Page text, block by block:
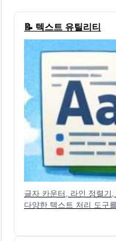
📝 텍스트 유틸리티
글자 카운터, 라인 정렬기
다양한 텍스트 처리 도구